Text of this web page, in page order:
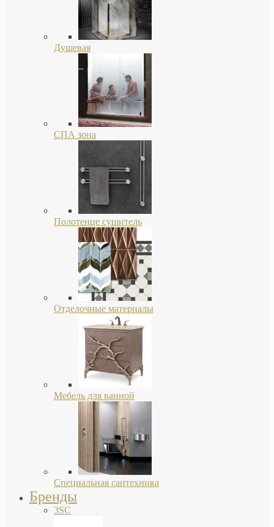
Душевая
СПА зона
Полотенце сушитель
Отделочные материалы
Мебель для ванной
Специальная сантехника
Бренды
3SC